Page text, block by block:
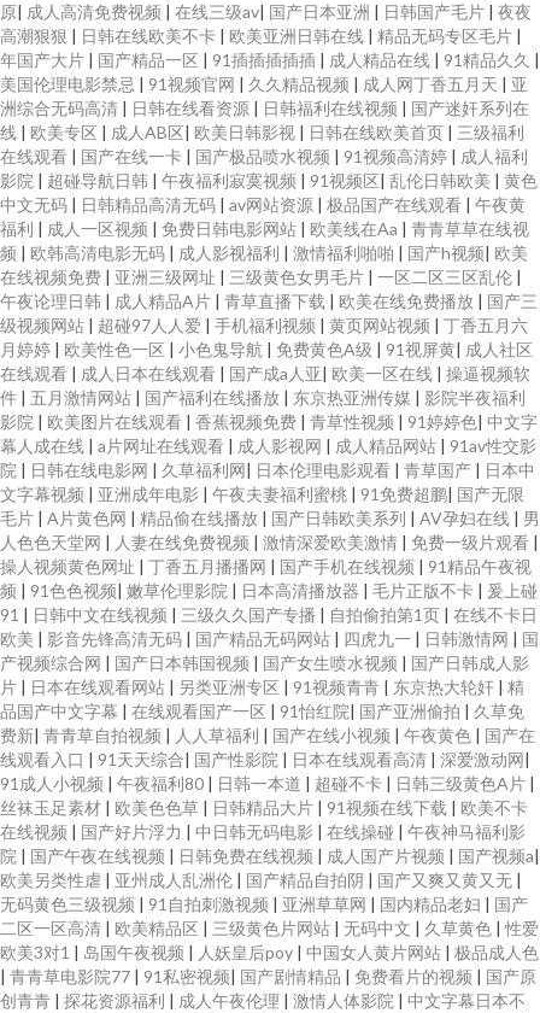
原| 成人高清免费视频 | 在线三级av| 国产日本亚洲 | 日韩国产毛片 | 夜夜
高潮狠狠 | 日韩在线欧美不卡 | 欧美亚洲日韩在线 | 精品无码专区毛片 |
年国产大片 | 国产精品一区 | 91插插插插插 | 成人精品在线 | 91精品久久 |
美国伦理电影禁忌 | 91视频官网 | 久久精品视频 | 成人网丁香五月天 | 亚
洲综合无码高清 | 日韩在线看资源 | 日韩福利在线视频 | 国产迷奸系列在
线 | 欧美专区 | 成人AB区| 欧美日韩影视 | 日韩在线欧美首页 | 三级福利
在线观看 | 国产在线一卡 | 国产极品喷水视频 | 91视频高清婷 | 成人福利
影院 | 超碰导航日韩 | 午夜福利寂寞视频 | 91视频区| 乱伦日韩欧美 | 黄色
中文无码 | 日韩精品高清无码 | av网站资源 | 极品国产在线观看 | 午夜黄
福利 | 成人一区视频 | 免费日韩电影网站 | 欧美线在Aa | 青青草草在线视
频 | 欧韩高清电影无码 | 成人影视福利 | 激情福利啪啪 | 国产h视频| 欧美
在线视频免费 | 亚洲三级网址 | 三级黄色女男毛片 | 一区二区三区乱伦 |
午夜论理日韩 | 成人精品A片 | 青草直播下载 | 欧美在线免费播放 | 国产三
级视频网站 | 超碰97人人爱 | 手机福利视频 | 黄页网站视频 | 丁香五月六
月婷婷 | 欧美性色一区 | 小色鬼导航 | 免费黄色A级 | 91视屏黄| 成人社区
在线观看 | 成人日本在线观看 | 国产成a人亚| 欧美一区在线 | 操逼视频软
件 | 五月激情网站 | 国产福利在线播放 | 东京热亚洲传媒 | 影院半夜福利
影院 | 欧美图片在线观看 | 香蕉视频免费 | 青草性视频 | 91婷婷色| 中文字
幕人成在线 | a片网址在线观看 | 成人影视网 | 成人精品网站 | 91av性交影
院 | 日韩在线电影网 | 久草福利网| 日本伦理电影观看 | 青草国产 | 日本中
文字幕视频 | 亚洲成年电影 | 午夜夫妻福利蜜桃 | 91免费超鹏| 国产无限
毛片 | A片黄色网 | 精品偷在线播放 | 国产日韩欧美系列 | AV孕妇在线 | 男
人色色天堂网 | 人妻在线免费视频 | 激情深爱欧美激情 | 免费一级片观看 |
操人视频黄色网址 | 丁香五月播播网 | 国产手机在线视频 | 91精品午夜视
频 | 91色色视频| 嫩草伦理影院 | 日本高清播放器 | 毛片正版不卡 | 爰上碰
91 | 日韩中文在线视频 | 三级久久国产专播 | 自拍偷拍第1页 | 在线不卡日
欧美 | 影音先锋高清无码 | 国产精品无码网站 | 四虎九一 | 日韩激情网 | 国
产视频综合网 | 国产日本韩国视频 | 国产女生喷水视频 | 国产日韩成人影
片 | 日本在线观看网站 | 另类亚洲专区 | 91视频青青 | 东京热大轮奸 | 精
品国产中文字幕 | 在线观看国产一区 | 91怡红院| 国产亚洲偷拍 | 久草免
费新| 青青草自拍视频 | 人人草福利 | 国产在线小视频 | 午夜黄色 | 国产在
线观看入口 | 91天天综合| 国产性影院 | 日本在线观看高清 | 深爱激动网|
91成人小视频 | 午夜福利80 | 日韩一本道 | 超碰不卡 | 日韩三级黄色A片 |
丝袜玉足素材 | 欧美色色草 | 日韩精品大片 | 91视频在线下载 | 欧美不卡
在线视频 | 国产好片浮力 | 中日韩无码电影 | 在线操碰 | 午夜神马福利影
院 | 国产午夜在线视频 | 日韩免费在线视频 | 成人国产片视频 | 国产视频a|
欧美另类性虐 | 亚州成人乱洲伦 | 国产精品自拍阴 | 国产又爽又黄又无 |
无码黄色三级视频 | 91自拍刺激视频 | 亚洲草草网 | 国内精品老妇 | 国产
二区一区高清 | 欧美精品区 | 三级黄色片网站 | 无码中文 | 久草黄色 |性爱
欧美3对1 | 岛国午夜视频 | 人妖皇后poy | 中国女人黄片网站 | 极品成人色
| 青青草电影院77 | 91私密视频| 国产剧情精品 | 免费看片的视频 | 国产原
创青青 | 探花资源福利 | 成人午夜伦理 | 激情人体影院 | 中文字幕日本不